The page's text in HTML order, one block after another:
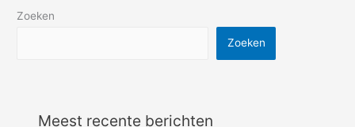
Zoeken
Zoeken
Meest recente berichten